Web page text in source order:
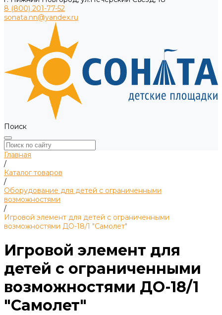
8 (800) 201-77-52
sonata.nn@yandex.ru
Поиск
Главная
/
Каталог товаров
/
Оборудование для детей с ограниченными
возможностями
/
Игровой элемент для детей с ограниченными
возможностями ДО-18/1 "Самолет"
Игровой элемент для
детей с ограниченными
возможностями ДО-18/1
"Самолет"